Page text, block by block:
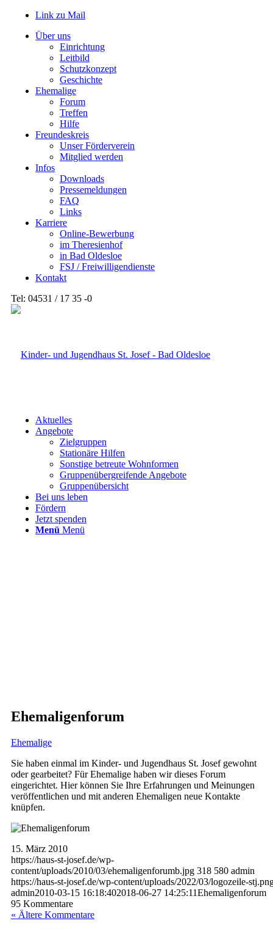
Link zu Mail
Über uns
Einrichtung
Leitbild
Schutzkonzept
Geschichte
Ehemalige
Forum
Treffen
Hilfe
Freundeskreis
Unser Förderverein
Mitglied werden
Infos
Downloads
Pressemeldungen
FAQ
Links
Karriere
Online-Bewerbung
im Theresienhof
in Bad Oldesloe
FSJ / Freiwilligendienste
Kontakt
Tel: 04531 / 17 35 -0
Aktuelles
Angebote
Zielgruppen
Stationäre Hilfen
Sonstige betreute Wohnformen
Gruppenübergreifende Angebote
Gruppenübersicht
Bei uns leben
Fördern
Jetzt spenden
Menü Menü
Ehemaligenforum
Ehemalige
Sie haben einmal im Kinder- und Jugendhaus St. Josef gewohnt
oder gearbeitet? Für Ehemalige haben wir dieses Forum
eingerichtet. Hier können Sie Ihre Erfahrungen und Meinungen
veröffentlichen und mit anderen Ehemaligen neue Kontakte
knüpfen.
15. März 2010
https://haus-st-josef.de/wp-
content/uploads/2010/03/ehemaligenforumb.jpg 318 580 admin
https://haus-st-josef.de/wp-content/uploads/2022/03/logozeile-
admin2010-03-15 16:18:402018-06-27 14:25:11Ehemaligenforum
95 Kommentare
« Ältere Kommentare